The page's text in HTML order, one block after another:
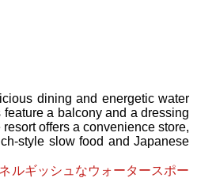
dining and energetic water
a balcony and a dressing
offers a convenience store,
style slow food and Japanese
ルギッシュなウォータースポー